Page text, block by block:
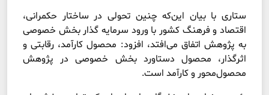
ستاری با بیان این‌که چنین تحولی در ساختار حکمرانی،
اقتصاد و فرهنگ کشور با ورود سرمایه گذار بخش خصوصی
به پژوهش اتفاق می‌افتد، افزود: محصول کارآمد، رقابتی و
اثرگذار، محصول دستاورد بخش خصوصی در پژوهش
محصول‌محور و کارآمد است.